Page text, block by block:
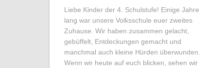
Liebe Kinder der 4. Schulstufe! Einige Jahre
lang war unsere Volksschule euer zweites
Zuhause. Wir haben zusammen gelacht,
gebüffelt, Entdeckungen gemacht und
manchmal auch kleine Hürden überwunden.
Wenn wir heute auf euch blicken, sehen wir